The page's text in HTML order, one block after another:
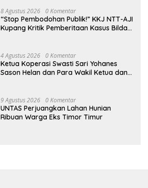
8 Agustus 2026 0 Komentar
“Stop Pembodohan Publik!” KKJ NTT-AJI
Kupang Kritik Pemberitaan Kasus Bildad
4 Agustus 2026 0 Komentar
Ketua Koperasi Swasti Sari Yohanes
Sason Helan dan Para Wakil Ketua dan
Menyambut Sukacita
9 Agustus 2026 0 Komentar
UNTAS Perjuangkan Lahan Hunian
Ribuan Warga Eks Timor Timur